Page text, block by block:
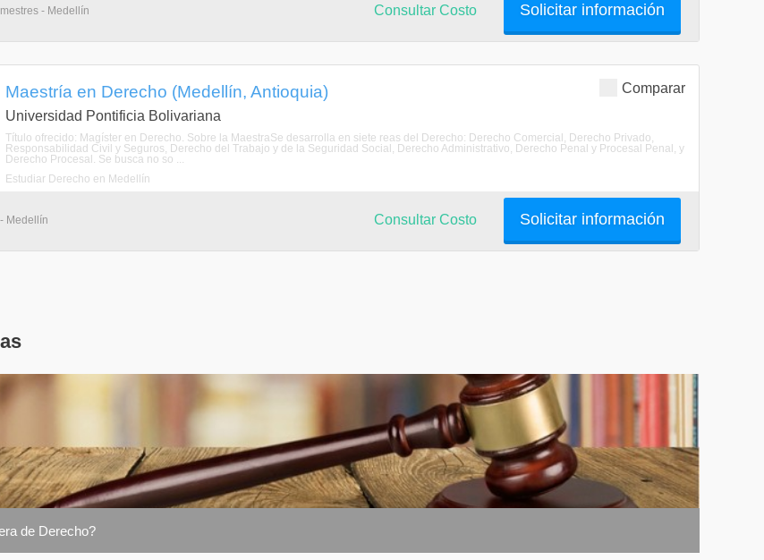
- Medellín Solicitar información
Consultar Costo
Comparar
Maestría en Derecho (Medellín, Antioquia)
Universidad Pontificia Bolivariana
Título ofrecido: Magíster en Derecho. Sobre la MaestraSe desarrolla en siete reas del Derecho: Derecho Comercial, Derecho Privado,
Responsabilidad Civil y Seguros, Derecho del Trabajo y de la Seguridad Social, Derecho Administrativo, Derecho Penal y Procesal Penal, y
Derecho Procesal. Se busca no so ...
Estudiar Derecho en Medellín
Medellín Solicitar información
Consultar Costo
de Derecho?